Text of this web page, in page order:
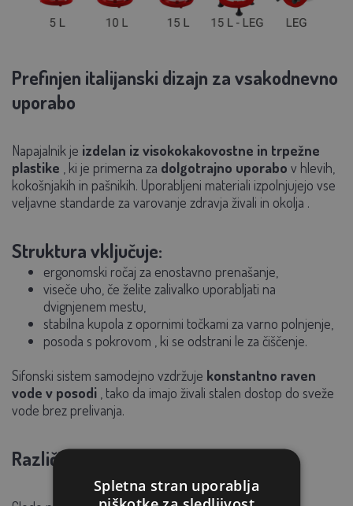
Prefinjen italijanski dizajn za vsakodnevno
uporabo
Napajalnik je izdelan iz visokokakovostne in trpežne
plastike , ki je primerna za dolgotrajno uporabo v hlevih,
kokošnjakih in pašnikih. Uporabljeni materiali izpolnjujejo vse
veljavne standarde za varovanje zdravja živali in okolja .
Struktura vključuje:
ergonomski ročaj za enostavno prenašanje,
viseče uho, če želite zalivalko uporabljati na
dvignjenem mestu,
stabilna kupola z opornimi točkami za varno polnjenje,
posoda s pokrovom , ki se odstrani le za čiščenje.
Sifonski sistem samodejno vzdržuje konstantno raven
vode v posodi , tako da imajo živali stalen dostop do sveže
vode brez prelivanja.
Različica z ali brez nog
Spletna stran uporablja